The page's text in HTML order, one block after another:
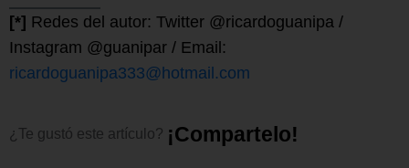
[*] Redes del autor: Twitter @ricardoguanipa /
Instagram @guanipar / Email:
ricardoguanipa333@hotmail.com
¿Te gustó este artículo? ¡Compartelo!